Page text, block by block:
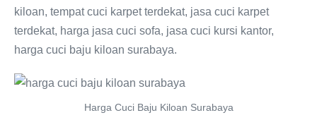
kiloan, tempat cuci karpet terdekat, jasa cuci karpet
terdekat, harga jasa cuci sofa, jasa cuci kursi kantor,
harga cuci baju kiloan surabaya.
Harga Cuci Baju Kiloan Surabaya